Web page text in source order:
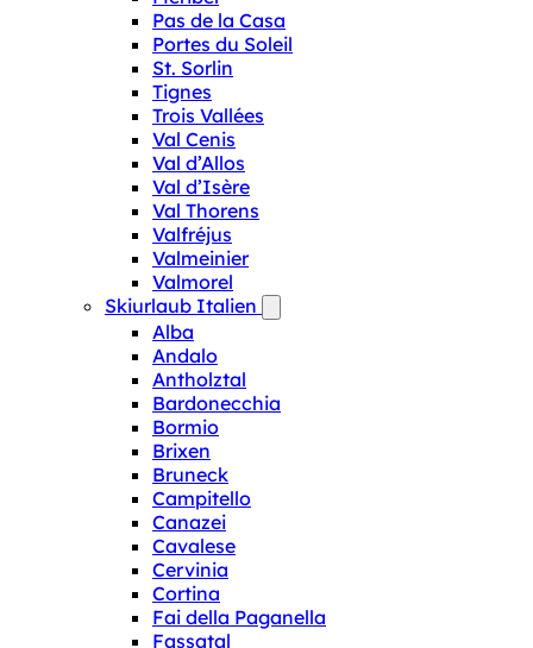
Pas de la Casa
Portes du Soleil
St. Sorlin
Tignes
Trois Vallées
Val Cenis
Val d’Allos
Val d’Isère
Val Thorens
Valfréjus
Valmeinier
Valmorel
Skiurlaub Italien
Alba
Andalo
Antholztal
Bardonecchia
Bormio
Brixen
Bruneck
Campitello
Canazei
Cavalese
Cervinia
Cortina
Fai della Paganella
Fassatal